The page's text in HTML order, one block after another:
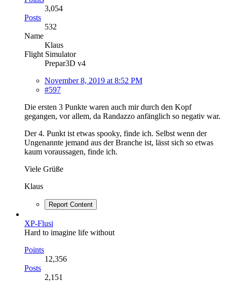
3,054
Posts
532
Name
Klaus
Flight Simulator
Prepar3D v4
November 8, 2019 at 8:52 PM
#597
Die ersten 3 Punkte waren auch mir durch den Kopf
gegangen, vor allem, da Randazzo anfänglich so negativ war.
Der 4. Punkt ist etwas spooky, finde ich. Selbst wenn der
Ungenannte jemand aus der Branche ist, lässt sich so etwas
kaum voraussagen, finde ich.
Viele Grüße
Klaus
Report Content
XP-Flusi
Hard to imagine life without
Points
12,356
Posts
2,151